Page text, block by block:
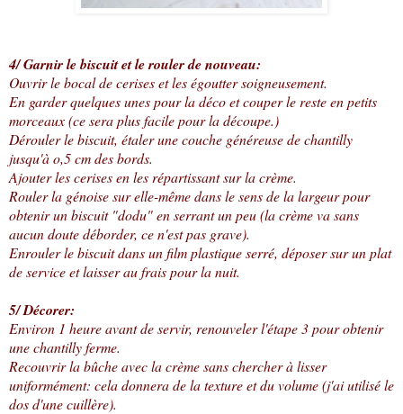
4/ Garnir le biscuit et le rouler de nouveau:
Ouvrir le bocal de cerises et les égoutter soigneusement.
En garder quelques unes pour la déco et couper le reste en petits
morceaux (ce sera plus facile pour la découpe.)
Dérouler le biscuit, étaler une couche généreuse de chantilly
jusqu'à o,5 cm des bords.
Ajouter les cerises en les répartissant sur la crème.
Rouler la génoise sur elle-même dans le sens de la largeur pour
obtenir un biscuit "dodu" en serrant un peu (la crème va sans
aucun doute déborder, ce n'est pas grave).
Enrouler le biscuit dans un film plastique serré, déposer sur un plat
de service et laisser au frais pour la nuit.
5/ Décorer:
Environ 1 heure avant de servir, renouveler l'étape 3 pour obtenir
une chantilly ferme.
Recouvrir la bûche avec la crème sans chercher à lisser
uniformément: cela donnera de la texture et du volume (j'ai utilisé le
dos d'une cuillère).